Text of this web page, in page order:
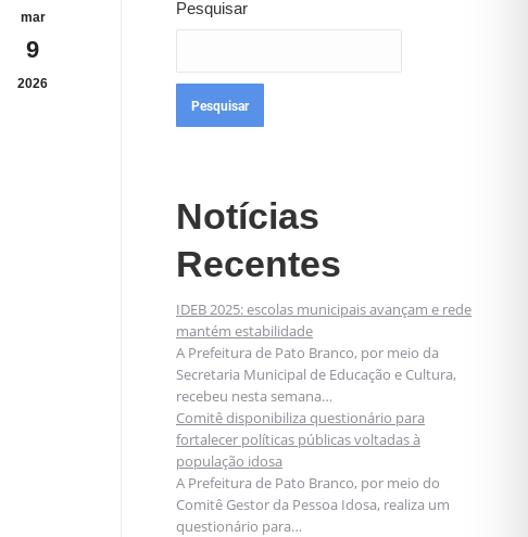
mar
9
2026
Pesquisar
Pesquisar
Notícias
Recentes
IDEB 2025: escolas municipais avançam e rede
mantém estabilidade
A Prefeitura de Pato Branco, por meio da
Secretaria Municipal de Educação e Cultura,
recebeu nesta semana…
Comitê disponibiliza questionário para
fortalecer políticas públicas voltadas à
população idosa
A Prefeitura de Pato Branco, por meio do
Comitê Gestor da Pessoa Idosa, realiza um
questionário para…